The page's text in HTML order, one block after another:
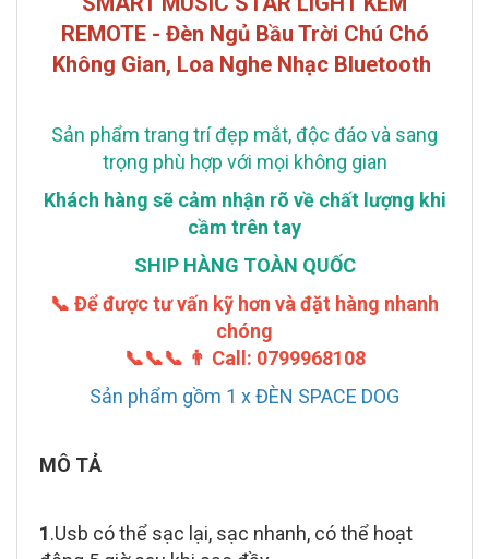
REMOTE - Đèn Ngủ Bầu Trời Chú Chó
Không Gian, Loa Nghe Nhạc Bluetooth
Sản phẩm trang trí đẹp mắt, độc đáo và sang
trọng phù hợp với mọi không gian
Khách hàng sẽ cảm nhận rõ về chất lượng khi
cầm trên tay
SHIP HÀNG TOÀN QUỐC
📞 Để được tư vấn kỹ hơn và đặt hàng nhanh
chóng
📞📞📞 👨 Call: 0799968108
Sản phẩm gồm 1 x ĐÈN SPACE DOG
MÔ TẢ
1.Usb có thể sạc lại, sạc nhanh, có thể hoạt